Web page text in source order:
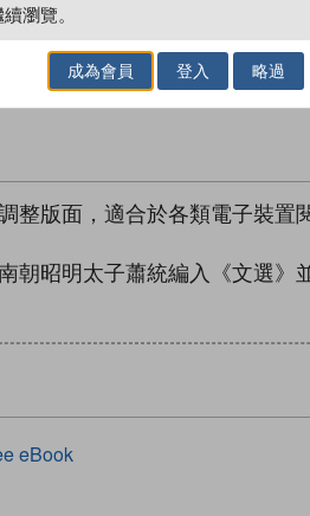
／閱讀電子書
版面，適合於各類電子裝置
朝昭明太子蕭統編入《文選
eBook
瀏覽。
成為會員 登入 略過